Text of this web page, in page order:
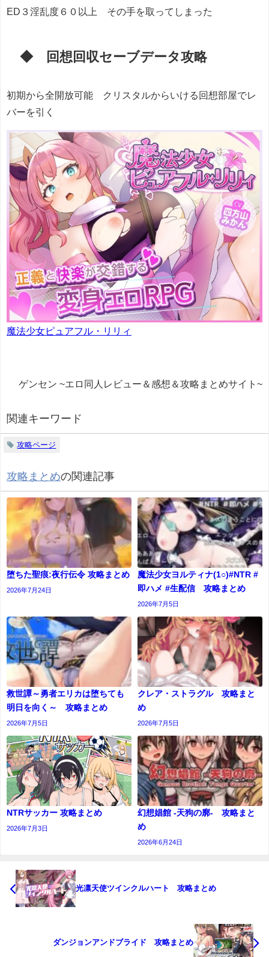
ED３淫乱度６０以上 その手を取ってしまった
◆ 回想回収セーブデータ攻略
初期から全開放可能 クリスタルからいける回想部屋でレ
バーを引く
魔法少女ピュアフル・リリィ
ゲンセン ~エロ同人レビュー＆感想＆攻略まとめサイト~
関連キーワード
攻略ページ
攻略まとめの関連記事
堕ちた聖痕:夜行伝令 攻略まとめ
2026年7月24日
魔法少女ヨルティナ(1○)#NTR #
即ハメ #生配信 攻略まとめ
2026年7月5日
救世譚～勇者エリカは堕ちても
明日を向く～ 攻略まとめ
2026年7月5日
クレア・ストラグル 攻略まと
め
2026年7月5日
NTRサッカー 攻略まとめ
2026年7月3日
幻想娼館 -天狗の廓- 攻略まと
め
2026年6月24日
光凛天使ツインクルハート 攻略まとめ
ダンジョンアンドブライド 攻略まとめ